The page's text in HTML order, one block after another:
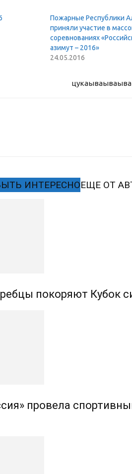
Пожарные Республики
приняли участие в
соревнованиях
азимут – 2016»
24.05.2016
цукаыва
ИНТЕРЕСНОЕЩЕ ОТ
покоряют Кубок
провела